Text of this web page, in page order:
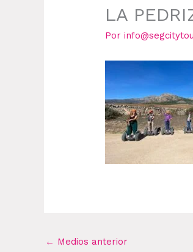
LA
Por
← Medios anterior